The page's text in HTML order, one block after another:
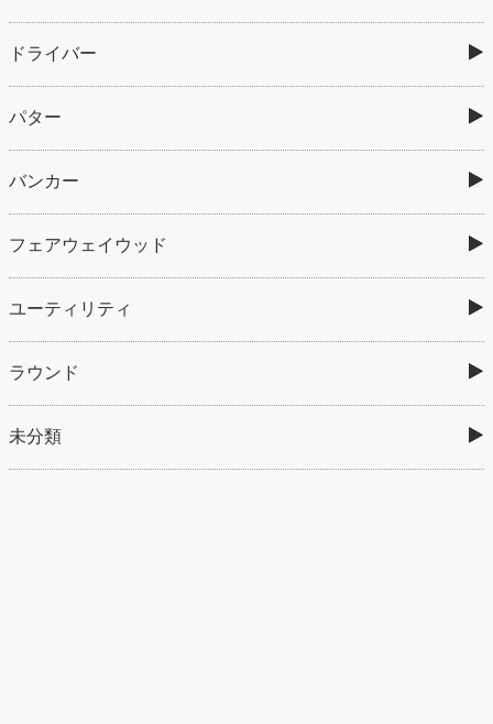
ドライバー
パター
バンカー
フェアウェイウッド
ユーティリティ
ラウンド
未分類